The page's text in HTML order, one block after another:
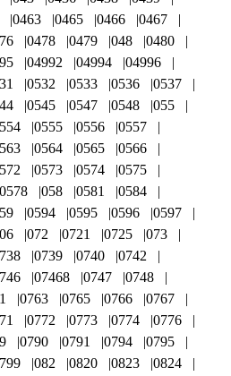
0463 0465 0466
0467
0478 0479 048
0480
04992 04994
04996
0532 0533 0536
0537
0545 0547 0548
055
0555 0556
0557
0564 0565
0566
0573 0574
0575
0578 058 0581
0584
0594 0595 0596
0597
06 072 0721 0725
073
0739 0740
0742
07468 0747
0748
0763 0765 0766
0767
0772 0773 0774
0776
0790 0791 0794
0795
082 0820 0823
0824